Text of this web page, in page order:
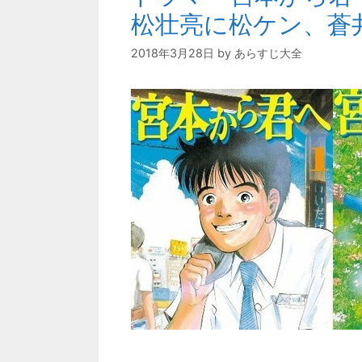
松壮亮に松ケン、蒼
2018年3月28日 by あらすじ大全